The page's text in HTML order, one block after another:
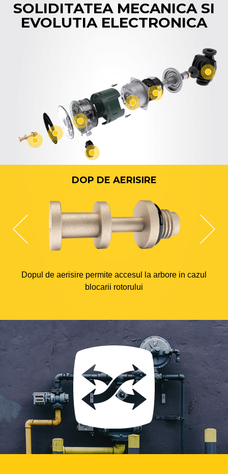
SOLIDITATEA MECANICA SI
EVOLUTIA ELECTRONICA
DOP DE AERISIRE
Dopul de aerisire permite accesul la arbore in cazul
blocarii rotorului